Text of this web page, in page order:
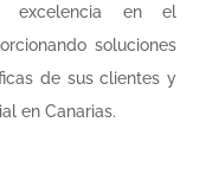
excelencia en el
soluciones
de sus clientes y
en Canarias.